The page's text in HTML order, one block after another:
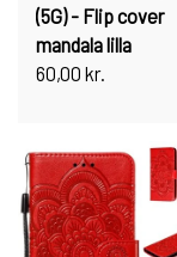
(5G) - Flip cover
mandala lilla
60,00 kr.